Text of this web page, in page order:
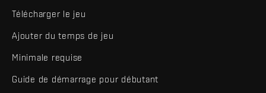
Télécharger le jeu
Ajouter du temps de jeu
Minimale requise
Guide de démarrage pour débutant